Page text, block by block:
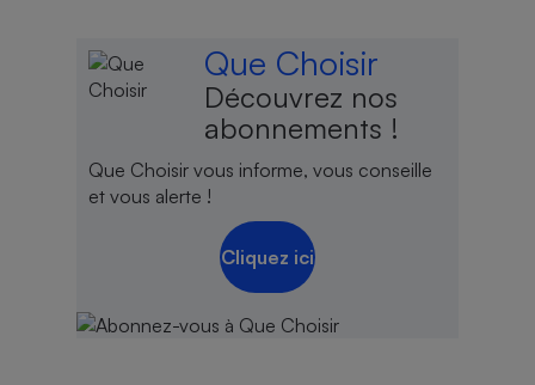
Que Choisir
Découvrez nos
abonnements !
Que Choisir vous informe, vous conseille
et vous alerte !
Cliquez ici